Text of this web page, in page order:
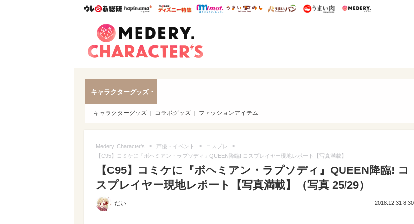
ウレぴあ総研ハピママ* ウレぴあ総研 ディズニー特集
mimot. うまいめし うまいパン うまい肉
キャラクターグッズ
キャラクターグッズ コラボグッズ ファッションアイテム
Medery. Character's > 声優・イベント > コスプレ >
【C95】コミケに『ボヘミアン・ラプソディ』QUEEN降臨! コスプレイヤー現地レポート【写真満載】
【C95】コミケに『ボヘミアン・ラプソディ』QUEEN降臨! コ
スプレイヤー現地レポート【写真満載】（写真 25/29）
だい 2018.12.31 8:30